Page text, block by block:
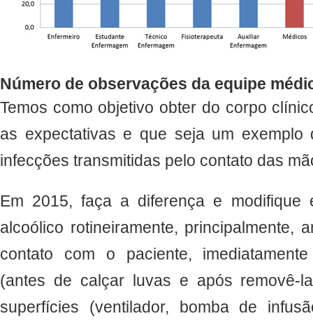
Número de observações da equipe
Temos como objetivo obter do corpo
as expectativas e que seja um
infecções transmitidas pelo contato das
Em 2015, faça a diferença e modifique
alcoólico rotineiramente, principalmente,
contato com o paciente,
(antes de calçar luvas e após removê-
superfícies (ventilador, bomba de